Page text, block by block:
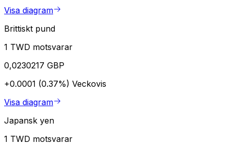
Visa diagram
Brittiskt pund
1 TWD motsvarar
0,0230217 GBP
+0.0001 (0.37%) Veckovis
Visa diagram
Japansk yen
1 TWD motsvarar